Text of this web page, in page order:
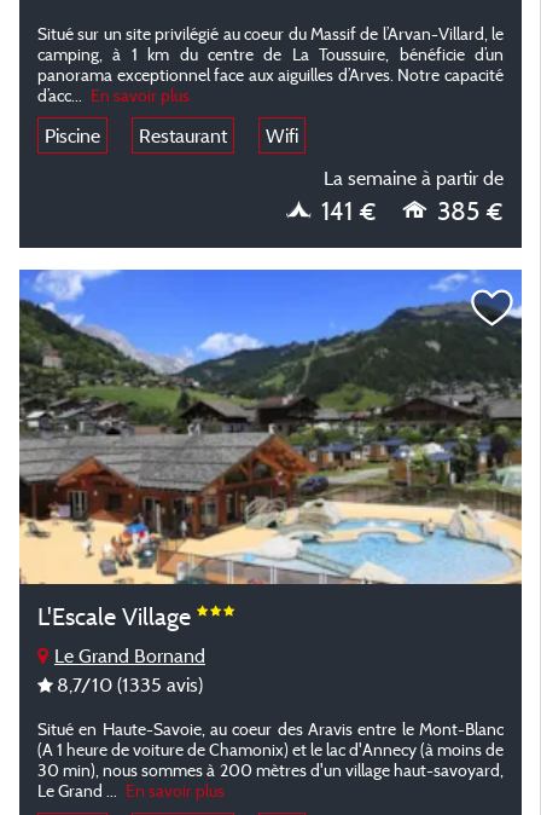
Situé sur un site privilégié au coeur du Massif de l’Arvan-Villard, le
camping, à 1 km du centre de La Toussuire, bénéficie d’un
panorama exceptionnel face aux aiguilles d’Arves. Notre capacité
d’acc...
En savoir plus
Piscine Restaurant
Wifi
La semaine à partir de
141 € 385 €
L'Escale Village
Le Grand Bornand
8,7/10 (1335 avis)
Situé en Haute-Savoie, au coeur des Aravis entre le Mont-Blanc
(A 1 heure de voiture de Chamonix) et le lac d'Annecy (à moins de
30 min), nous sommes à 200 mètres d'un village haut-savoyard,
Le Grand ...
En savoir plus